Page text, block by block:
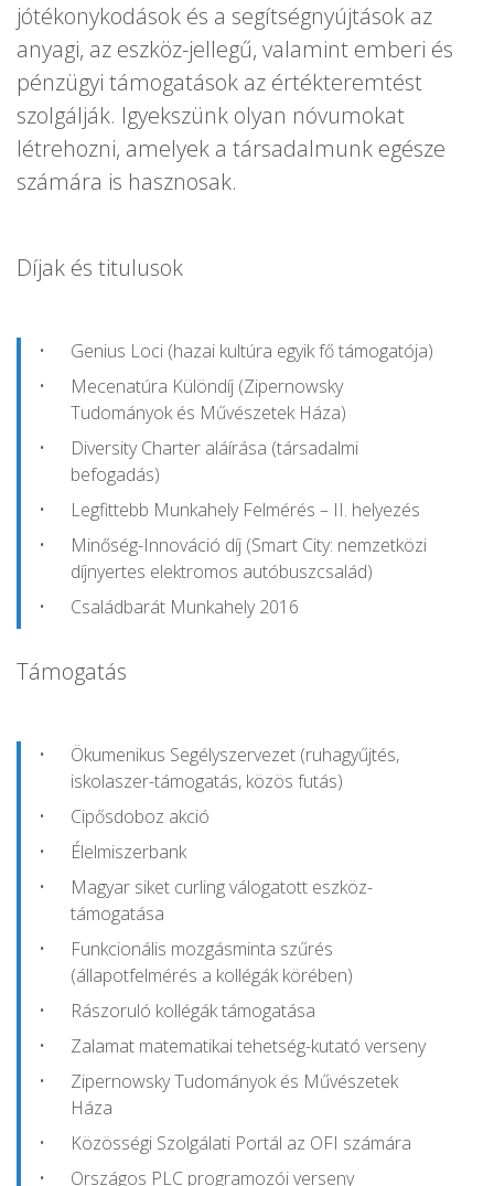
jótékonykodások és a segítségnyújtások az
anyagi, az eszköz-jellegű, valamint emberi és
pénzügyi támogatások az értékteremtést
szolgálják. Igyekszünk olyan nóvumokat
létrehozni, amelyek a társadalmunk egésze
számára is hasznosak.
Díjak és titulusok
Genius Loci (hazai kultúra egyik fő támogatója)
Mecenatúra Különdíj (Zipernowsky
Tudományok és Művészetek Háza)
Diversity Charter aláírása (társadalmi
befogadás)
Legfittebb Munkahely Felmérés – II. helyezés
Minőség-Innováció díj (Smart City: nemzetközi
díjnyertes elektromos autóbuszcsalád)
Családbarát Munkahely 2016
Támogatás
Ökumenikus Segélyszervezet (ruhagyűjtés,
iskolaszer-támogatás, közös futás)
Cipősdoboz akció
Élelmiszerbank
Magyar siket curling válogatott eszköz-
támogatása
Funkcionális mozgásminta szűrés
(állapotfelmérés a kollégák körében)
Rászoruló kollégák támogatása
Zalamat matematikai tehetség-kutató verseny
Zipernowsky Tudományok és Művészetek
Háza
Közösségi Szolgálati Portál az OFI számára
Országos PLC programozói verseny